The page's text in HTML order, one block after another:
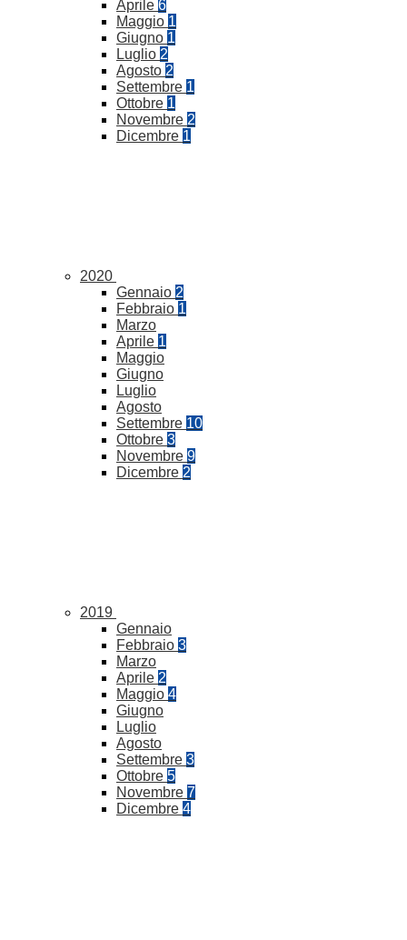
Aprile 6
Maggio 1
Giugno 1
Luglio 2
Agosto 2
Settembre 1
Ottobre 1
Novembre 2
Dicembre 1
2020
Gennaio 2
Febbraio 1
Marzo
Aprile 1
Maggio
Giugno
Luglio
Agosto
Settembre 10
Ottobre 3
Novembre 9
Dicembre 2
2019
Gennaio
Febbraio 3
Marzo
Aprile 2
Maggio 4
Giugno
Luglio
Agosto
Settembre 3
Ottobre 5
Novembre 7
Dicembre 4